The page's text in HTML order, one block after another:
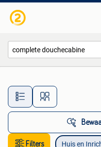
Alle
Filters Huis en